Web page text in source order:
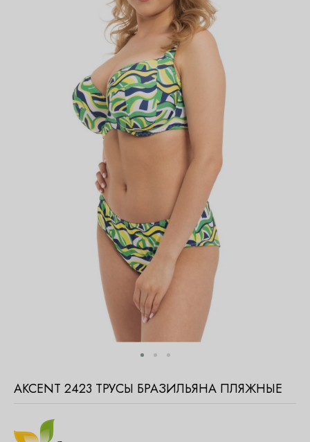
AKCENT 2423 ТРУСЫ БРАЗИЛЬЯНА ПЛЯЖНЫЕ